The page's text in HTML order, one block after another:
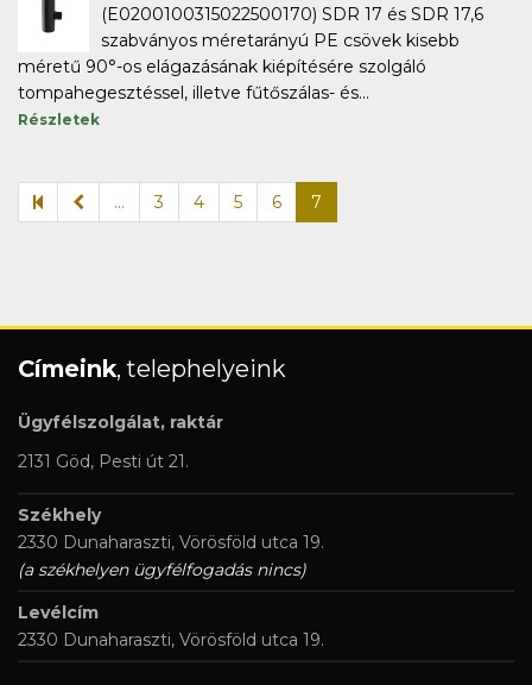
(E0200100315022500170) SDR 17 és SDR 17,6
szabványos méretarányú PE csövek kisebb
méretű 90°-os elágazásának kiépítésére szolgáló
tompahegesztéssel, illetve fűtőszálas- és...
Részletek
... 3 4 5 6 7
Címeink, telephelyeink
Ügyfélszolgálat, raktár
2131 Göd, Pesti út 21.
Székhely
2330 Dunaharaszti, Vörösföld utca 19.
(a székhelyen ügyfélfogadás nincs)
Levélcím
2330 Dunaharaszti, Vörösföld utca 19.